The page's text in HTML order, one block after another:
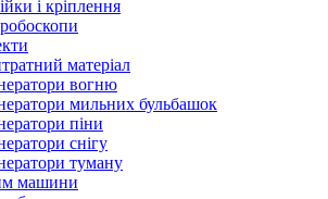
і кріплення
матеріал
вогню
мильних бульбашок
піни
снігу
туману
машини